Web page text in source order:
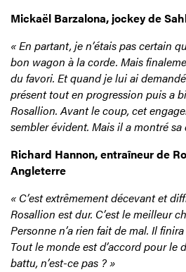
Mickaël Barzalona, jockey de
« En partant, je n’étais pas certain
bon wagon à la corde. Mais
du favori. Et quand je lui ai
présent tout en progression puis a
Rosallion. Avant le coup, cet
sembler évident. Mais il a montré sa
Richard Hannon, entraîneur de
Angleterre
« C’est extrêmement décevant et
Rosallion est dur. C’est le meilleur
Personne n’a rien fait de mal. Il
Tout le monde est d’accord pour le
battu, n’est-ce pas ? »